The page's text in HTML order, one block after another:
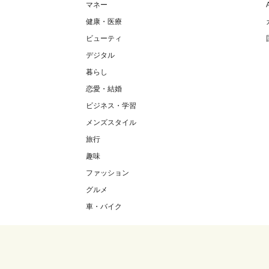
マネー
健康・医療
ビューティ
デジタル
暮らし
恋愛・結婚
ビジネス・学習
メンズスタイル
旅行
趣味
ファッション
グルメ
車・バイク